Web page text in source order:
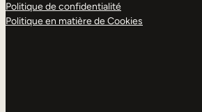
Politique de confidentialité
Politique en matière de Cookies